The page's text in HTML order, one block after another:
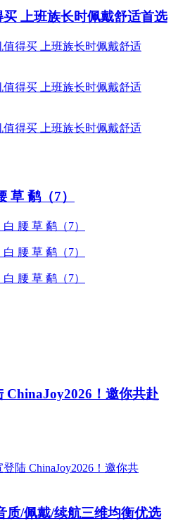
上班族长时佩戴舒适首选
草 鹬（7）
ChinaJoy2026！邀你共赴
质/佩戴/续航三维均衡优选